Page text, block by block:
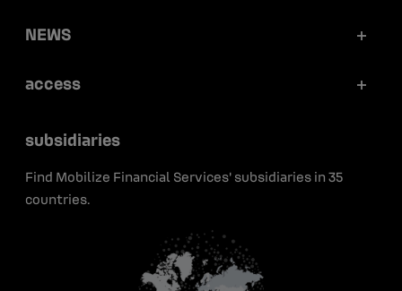
Sustainability
Green bonds
Work at Mobilize Financial Services
Early career
NEWS
Media resources
access
Renault Group
subsidiaries
Find Mobilize Financial Services' subsidiaries in 35
countries.